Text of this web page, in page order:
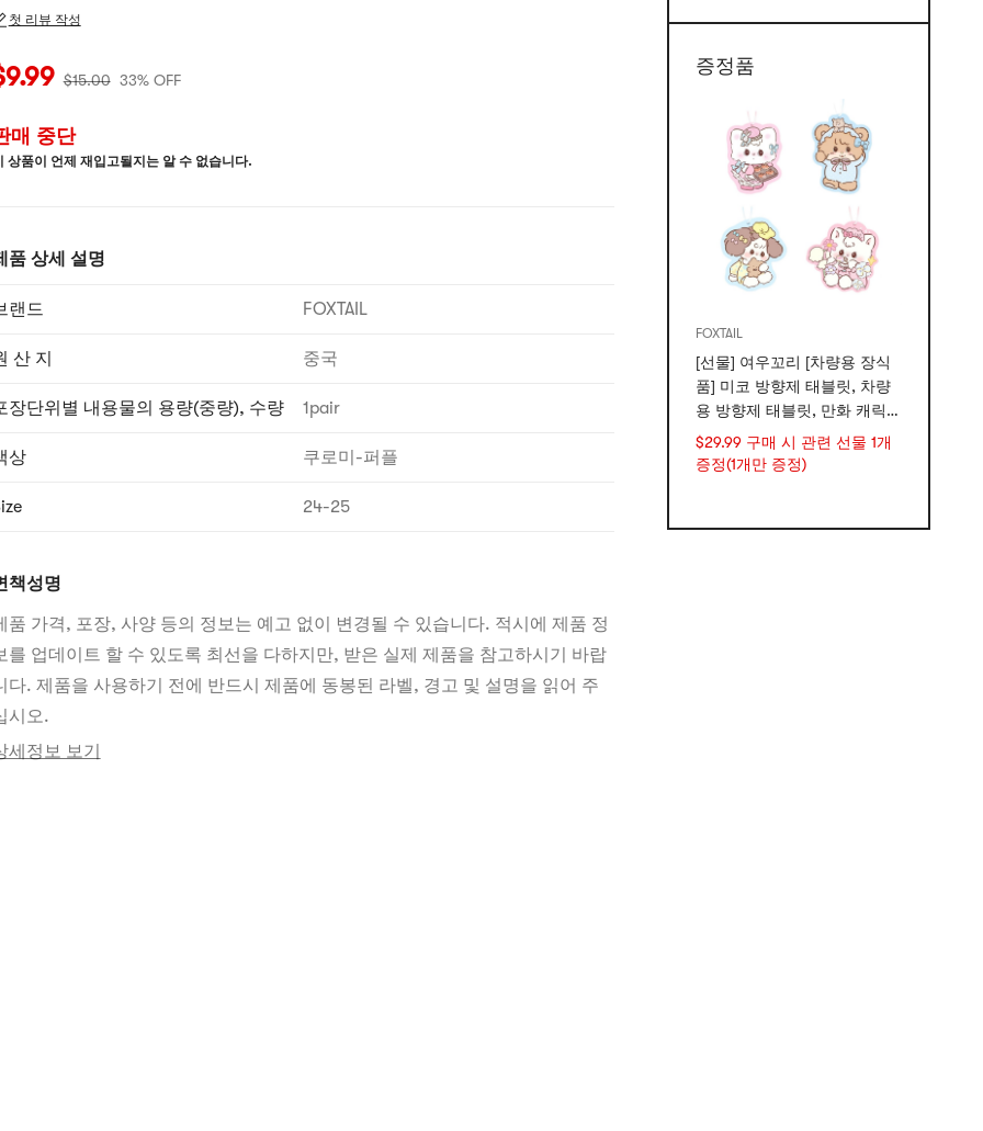
첫 리뷰 작성
재 가격: $9.99
9.99 $15.00 33% OFF
매 중단
상품이 언제 재입고될지는 알 수 없습니다.
품 상세 설명
랜드 FOXTAIL
산 지 중국
장단위별 내용물의 용량(중량), 수량 1pair
상 쿠로미-퍼플
24-25
책성명
품 가격, 포장, 사양 등의 정보는 예고 없이 변경될 수 있습니다. 적시에 제품 정
를 업데이트 할 수 있도록 최선을 다하지만, 받은 실제 제품을 참고하시기 바랍
다. 제품을 사용하기 전에 반드시 제품에 동봉된 라벨, 경고 및 설명을 읽어 주
시오.
세정보 보기
증정품
FOXTAIL
[선물] 여우꼬리 [차량용 장식
품] 미코 방향제 태블릿, 차량
용 방향제 태블릿, 만화 캐릭터
차량용 방향제, 오래 지속되는
차량 냄새 제거 향기, 옷장 장
$29.99 구매 시 관련 선물 1개
증정(1개만 증정)